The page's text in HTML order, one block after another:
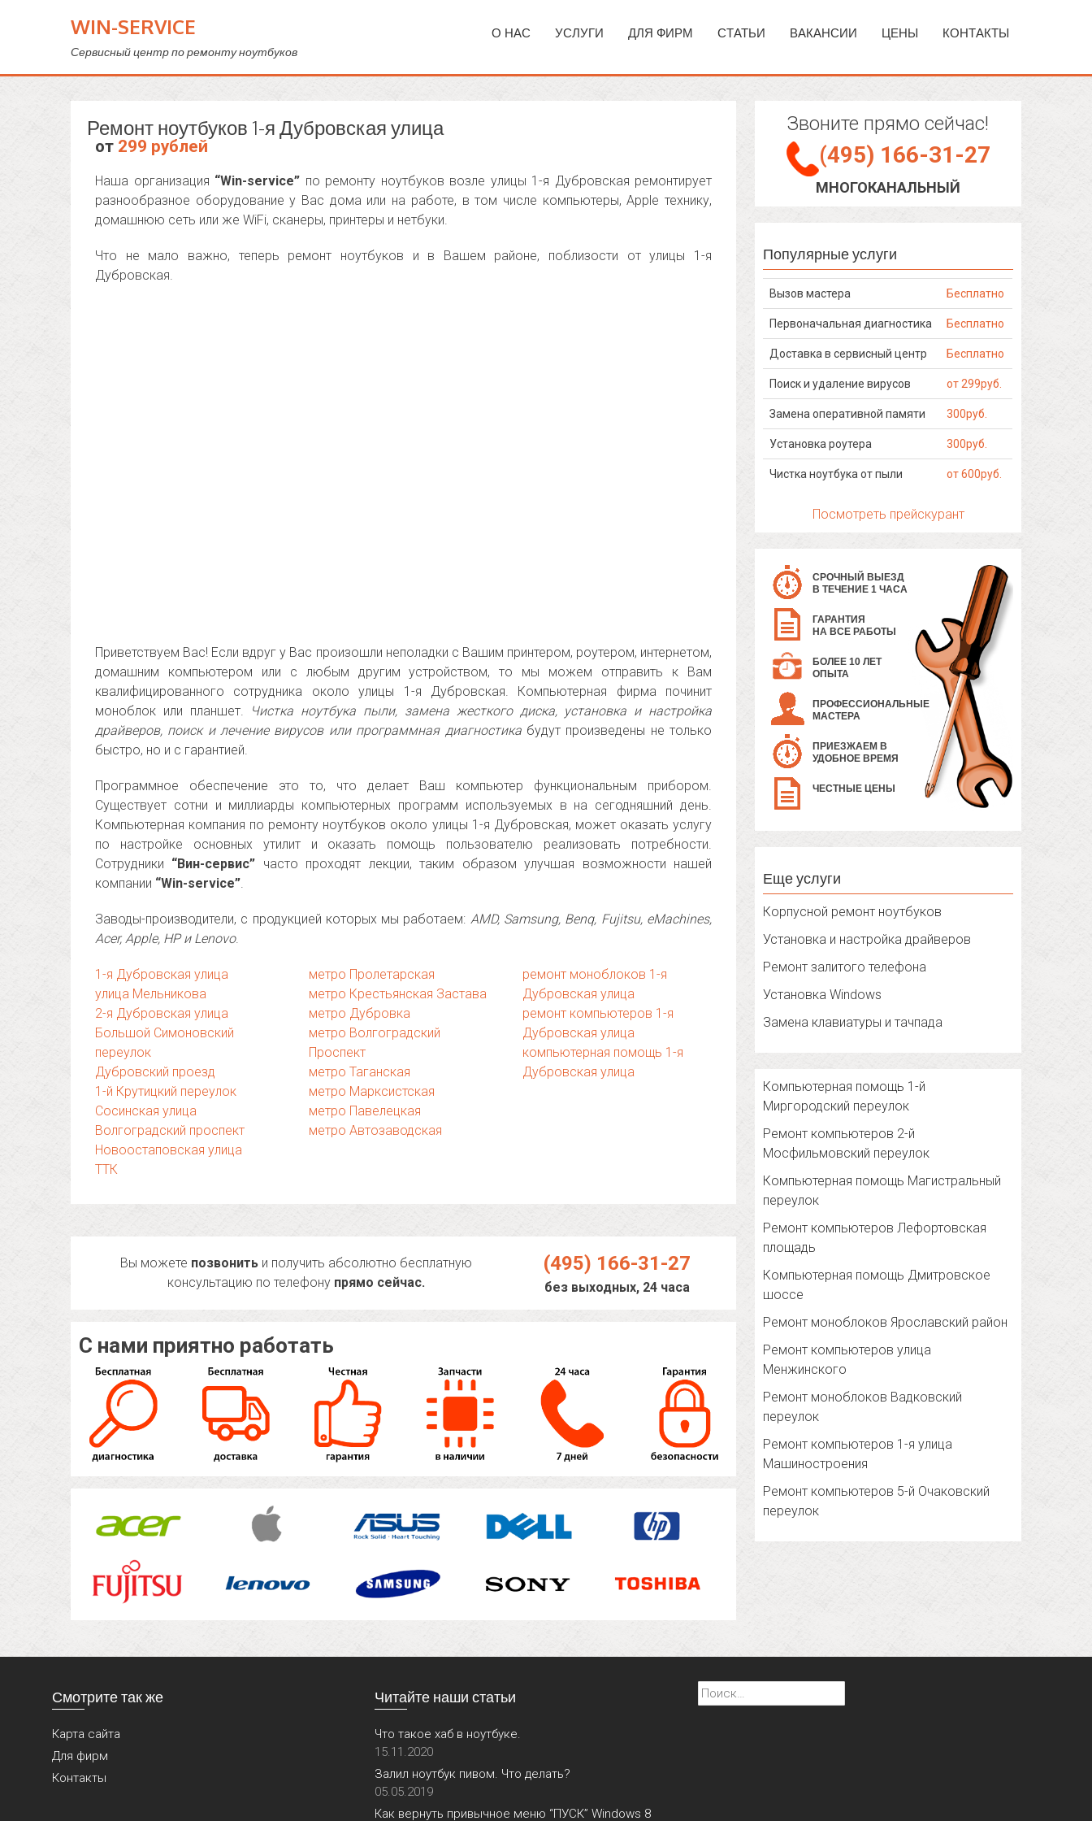
WIN-SERVICE
Сервисный центр по ремонту ноутбуков
О НАС УСЛУГИ ДЛЯ ФИРМ СТАТЬИ ВАКАНСИИ ЦЕНЫ КОНТАКТЫ
Ремонт ноутбуков 1-я Дубровская улица
от 299 рублей
Наша организация “Win-service” по ремонту ноутбуков возле улицы 1-я Дубровская ремонтирует
разнообразное оборудование у Вас дома или на работе, в том числе компьютеры, Apple технику,
домашнюю сеть или же WiFi, сканеры, принтеры и нетбуки.
Что не мало важно, теперь ремонт ноутбуков и в Вашем районе, поблизости от улицы 1-я
Дубровская.
Приветствуем Вас! Если вдруг у Вас произошли неполадки с Вашим принтером, роутером, интернетом,
домашним компьютером или с любым другим устройством, то мы можем отправить к Вам
квалифицированного сотрудника около улицы 1-я Дубровская. Компьютерная фирма починит
моноблок или планшет.
Чистка ноутбука пыли, замена жесткого диска, установка и настройка
драйверов, поиск и лечение вирусов или программная диагностикабудут произведены не только
быстро, но и с гарантией.
Программное обеспечение это то, что делает Ваш компьютер функциональным прибором.
Существует сотни и миллиарды компьютерных программ используемых в на сегодняшний день.
Компьютерная компания по ремонту ноутбуков около улицы 1-я Дубровская, может оказать услугу
по настройке основных утилит и оказать помощь пользователю реализовать потребности.
Сотрудники “Вин-сервис” часто проходят лекции, таким образом улучшая возможности нашей
компании “Win-service”.
Заводы-производители, с продукцией которых мы работаем: AMD, Samsung, Benq, Fujitsu, eMachines,
Acer, Apple, HP и Lenovo.
1-я Дубровская улица
улица Мельникова
2-я Дубровская улица
Большой Симоновский
переулок
Дубровский проезд
1-й Крутицкий переулок
Сосинская улица
Волгоградский проспект
Новоостаповская улица
ТТК
метро Пролетарская
метро Крестьянская Застава
метро Дубровка
метро Волгоградский
Проспект
метро Таганская
метро Марксистская
метро Павелецкая
метро Автозаводская
ремонт моноблоков 1-я
Дубровская улица
ремонт компьютеров 1-я
Дубровская улица
компьютерная помощь 1-я
Дубровская улица
Вы можете позвонить и получить абсолютно бесплатную
консультацию по телефону прямо сейчас.
(495) 166-31-27
без выходных, 24 часа
С нами приятно работать
Звоните прямо сейчас!
(495) 166-31-27
МНОГОКАНАЛЬНЫЙ
Популярные услуги
Вызов мастера Бесплатно
Первоначальная диагностика Бесплатно
Доставка в сервисный центр Бесплатно
Поиск и удаление вирусов от 299руб.
Замена оперативной памяти 300руб.
Установка роутера 300руб.
Чистка ноутбука от пыли от 600руб.
Посмотреть прейскурант
СРОЧНЫЙ ВЫЕЗД
В ТЕЧЕНИЕ 1 ЧАСА
ГАРАНТИЯ
НА ВСЕ РАБОТЫ
БОЛЕЕ 10 ЛЕТ
ОПЫТА
ПРОФЕССИОНАЛЬНЫЕ
МАСТЕРА
ПРИЕЗЖАЕМ В
УДОБНОЕ ВРЕМЯ
ЧЕСТНЫЕ ЦЕНЫ
Еще услуги
Корпусной ремонт ноутбуков
Установка и настройка драйверов
Ремонт залитого телефона
Установка Windows
Замена клавиатуры и тачпада
Компьютерная помощь 1-й
Миргородский переулок
Ремонт компьютеров 2-й
Мосфильмовский переулок
Компьютерная помощь Магистральный
переулок
Ремонт компьютеров Лефортовская
площадь
Компьютерная помощь Дмитровское
шоссе
Ремонт моноблоков Ярославский район
Ремонт компьютеров улица
Менжинского
Ремонт моноблоков Вадковский
переулок
Ремонт компьютеров 1-я улица
Машиностроения
Ремонт компьютеров 5-й Очаковский
переулок
Смотрите так же
Карта сайта
Для фирм
Контакты
Читайте наши статьи
Что такое хаб в ноутбуке.
15.11.2020
Залил ноутбук пивом. Что делать?
05.05.2019
Как вернуть привычное меню “ПУСК” Windows 8
Найти: